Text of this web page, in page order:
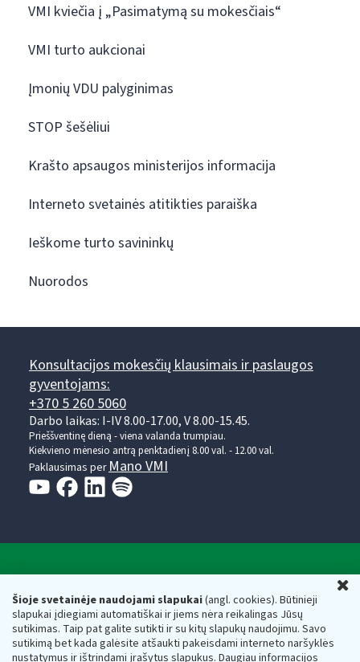
Šioje svetainėje naudojami slapukai(angl. cookies). Būtinieji
slapukai įdiegiami automatiškai ir jiems nėra reikalingas Jūsų
sutikimas. Taip pat galite sutikti ir su kitų slapukų naudojimu. Savo
sutikimą bet kada galėsite atšaukti pakeisdami interneto naršyklės
nustatymus ir ištrindami įrašytus slapukus. Daugiau informacijos
VMI kviečia į „Pasimatymą su mokesčiais“
VMI turto aukcionai
Įmonių VDU palyginimas
STOP šešėliui
Krašto apsaugos ministerijos informacija
Interneto svetainės atitikties paraiška
Ieškome turto savininkų
Nuorodos
Konsultacijos mokesčių klausimais ir paslaugos
gyventojams:
+370 5 260 5060
Darbo laikas: I-IV 8.00-17.00, V 8.00-15.45.
Prieššventinę dieną - viena valanda trumpiau.
Kiekvieno mėnesio antrą penktadienį 8.00 val. - 12.00 val.
Paklausimas per Mano VMI
Respublikos finansų ministerijos
Biudžetinė įstaiga. Juridinio asmens kodas — 188659752,
adresas: Vasario 16-osios g. 14, 01107 Vilnius, Lietuva, el.paštas:
vmi@vmi.lt, E. pristatymo dėžutės adresas 188659752